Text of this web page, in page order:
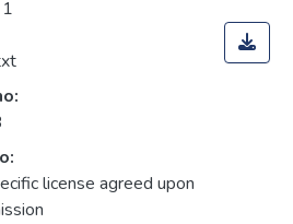
license agreed upon